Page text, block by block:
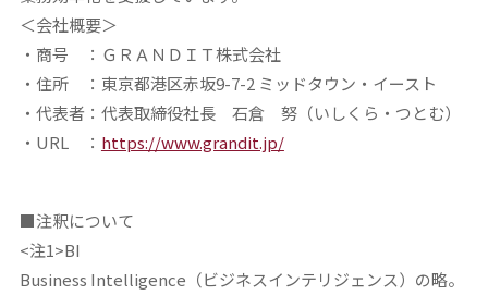
＜会社概要＞
・商号 ：ＧＲＡＮＤＩＴ株式会社
・住所 ：東京都港区赤坂9-7-2 ミッドタウン・イースト
・代表者：代表取締役社長 石倉 努（いしくら・つとむ）
・URL ： https://www.grandit.jp/
■注釈について
<注1>BI
Business Intelligence（ビジネスインテリジェンス）の略。